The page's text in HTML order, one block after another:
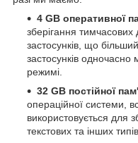
4 GB оперативної
зберігання
застосунків, що
застосунків
режимі.
32 GB постійної
операційної системи,
використовується для
текстових та інших